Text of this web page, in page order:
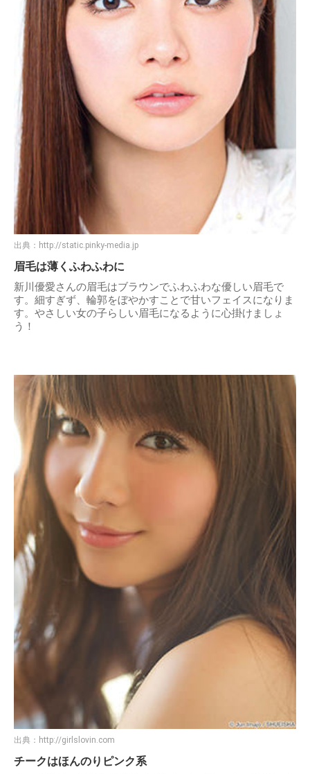
出典： http://static.pinky-media.jp
眉毛は薄くふわふわに
新川優愛さんの眉毛はブラウンでふわふわな優しい眉毛で
す。細すぎず、輪郭をぼやかすことで甘いフェイスになりま
す。やさしい女の子らしい眉毛になるように心掛けましょ
う！
出典： http://girlslovin.com
チークはほんのりピンク系